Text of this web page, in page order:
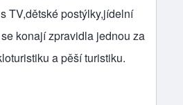
TV,dětské postýlky,jídelní
konají zpravidla jednou za
a pěší turistiku.